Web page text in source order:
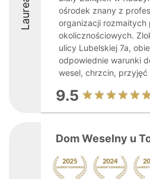
Laureaci
ośrodek znany z
organizacji rozmaitych
okolicznościowych.
ulicy Lubelskiej 7a,
odpowiednie warunki
wesel, chrzcin, przyjęć
9.5
Dom Weselny u